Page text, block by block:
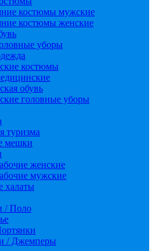
костюмы мужские
костюмы женские
уборы
костюмы
обувь
головные уборы
туризма
мешки
женские
мужские
халаты
/ Поло
/ Джемперы